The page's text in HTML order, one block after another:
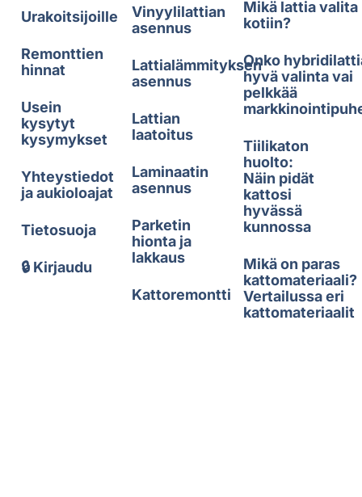
Urakoitsijoille
Remonttien
hinnat
Usein
kysytyt
kysymykset
Yhteystiedot
ja aukioloajat
Tietosuoja
🔒 Kirjaudu
Vinyylilattian
asennus
Lattialämmityksen
asennus
Lattian
laatoitus
Laminaatin
asennus
Parketin
hionta ja
lakkaus
Kattoremontti
Mikä lattia valita
kotiin?
Onko
hyvä valinta vai
pelkkää
Tiilikaton
huolto:
Näin pidät
kattosi
hyvässä
kunnossa
Mikä on paras
kattomateriaali?
Vertailussa eri
kattomateriaalit